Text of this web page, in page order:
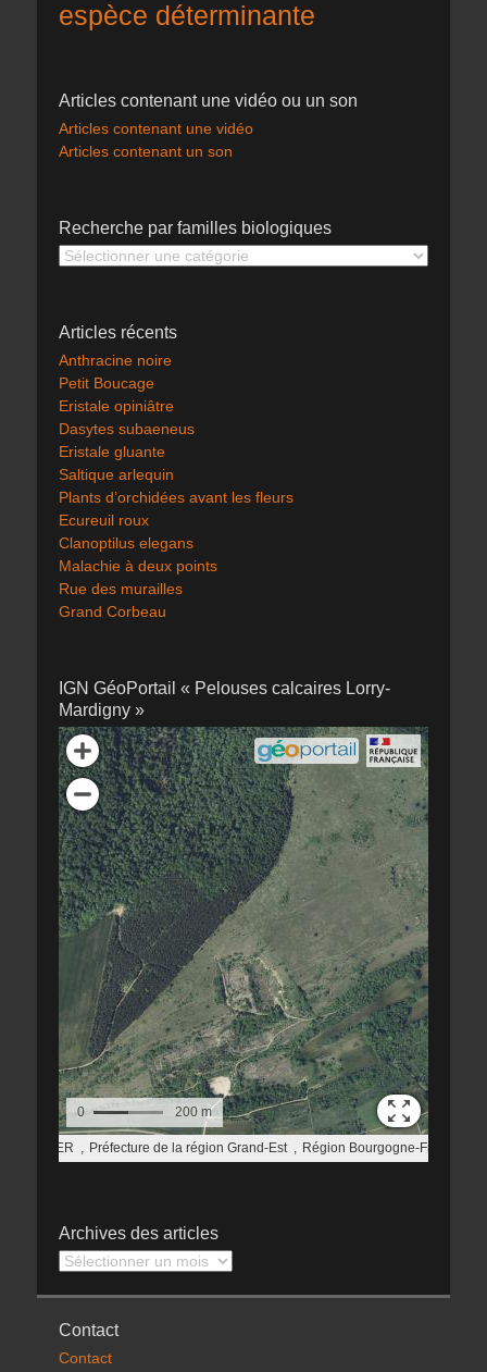
espèce déterminante
Articles contenant une vidéo ou un son
Articles contenant une vidéo
Articles contenant un son
Recherche par familles biologiques
Recherche
biologiques
Articles récents
Anthracine noire
Petit Boucage
Eristale opiniâtre
Dasytes subaeneus
Eristale gluante
Saltique arlequin
Plants d’orchidées avant les fleurs
Ecureuil roux
Clanoptilus elegans
Malachie à deux points
Rue des murailles
Grand Corbeau
IGN GéoPortail « Pelouses calcaires Lorry-
Mardigny »
Archives des articles
Archives
Contact
Contact